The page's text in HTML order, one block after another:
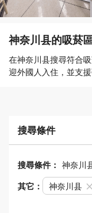
神奈川县的吸菸
在神奈川县搜尋符合
迎外國人入住，並支
搜尋條件
搜尋條件： 神奈川
其它： 神奈川县